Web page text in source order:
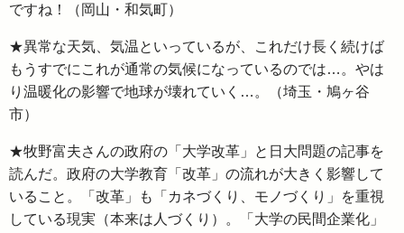
ですね！（岡山・和気町）
★異常な天気、気温といっているが、これだけ長く続けば
もうすでにこれが通常の気候になっているのでは…。やは
り温暖化の影響で地球が壊れていく…。（埼玉・鳩ヶ谷
市）
★牧野富夫さんの政府の「大学改革」と日大問題の記事を
読んだ。政府の大学教育「改革」の流れが大きく影響して
いること。「改革」も「カネづくり、モノづくり」を重視
している現実（本来は人づくり）。「大学の民間企業化」